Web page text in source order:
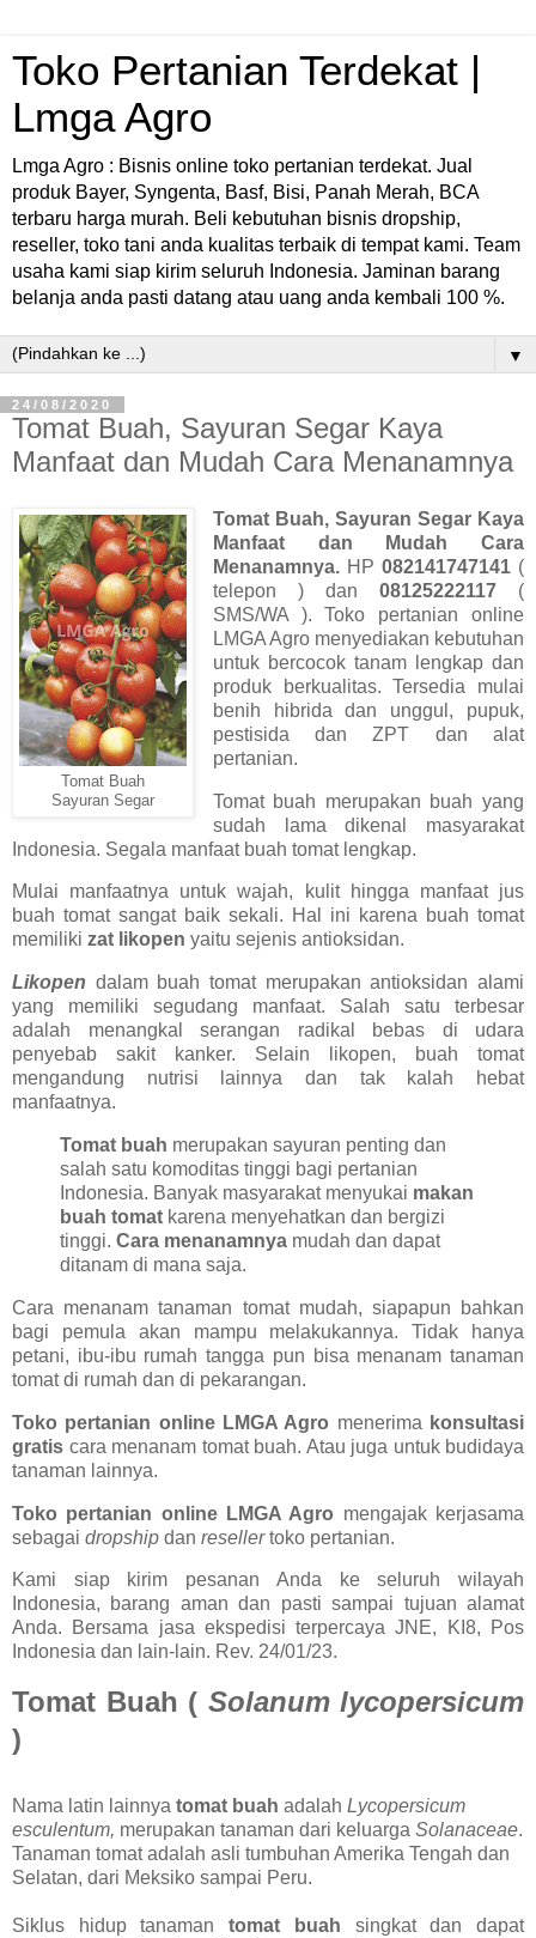
Toko Pertanian Terdekat |
Lmga Agro
Lmga Agro : Bisnis online toko pertanian terdekat. Jual
produk Bayer, Syngenta, Basf, Bisi, Panah Merah, BCA
terbaru harga murah. Beli kebutuhan bisnis dropship,
reseller, toko tani anda kualitas terbaik di tempat kami. Team
usaha kami siap kirim seluruh Indonesia. Jaminan barang
belanja anda pasti datang atau uang anda kembali 100 %.
▼
24/08/2020
Tomat Buah, Sayuran Segar Kaya
Manfaat dan Mudah Cara Menanamnya
Tomat Buah
Sayuran Segar
Tomat Buah, Sayuran Segar Kaya
Manfaat dan Mudah Cara
Menanamnya. HP 082141747141 (
telepon ) dan 08125222117 (
SMS/WA ). Toko pertanian online
LMGA Agro menyediakan kebutuhan
untuk bercocok tanam lengkap dan
produk berkualitas. Tersedia mulai
benih hibrida dan unggul, pupuk,
pestisida dan ZPT dan alat
pertanian.
Tomat buah merupakan buah yang
sudah lama dikenal masyarakat
Indonesia. Segala manfaat buah tomat lengkap.
Mulai manfaatnya untuk wajah, kulit hingga manfaat jus
buah tomat sangat baik sekali. Hal ini karena buah tomat
memiliki zat likopen yaitu sejenis antioksidan.
Likopen dalam buah tomat merupakan antioksidan alami
yang memiliki segudang manfaat. Salah satu terbesar
adalah menangkal serangan radikal bebas di udara
penyebab sakit kanker. Selain likopen, buah tomat
mengandung nutrisi lainnya dan tak kalah hebat
manfaatnya.
Tomat buah merupakan sayuran penting dan
salah satu komoditas tinggi bagi pertanian
Indonesia. Banyak masyarakat menyukai makan
buah tomat karena menyehatkan dan bergizi
tinggi. Cara menanamnya mudah dan dapat
ditanam di mana saja.
Cara menanam tanaman tomat mudah, siapapun bahkan
bagi pemula akan mampu melakukannya. Tidak hanya
petani, ibu-ibu rumah tangga pun bisa menanam tanaman
tomat di rumah dan di pekarangan.
Toko pertanian online LMGA Agro menerima konsultasi
gratis cara menanam tomat buah. Atau juga untuk budidaya
tanaman lainnya.
Toko pertanian online LMGA Agro mengajak kerjasama
sebagai dropship dan resellertoko pertanian.
Kami siap kirim pesanan Anda ke seluruh wilayah
Indonesia, barang aman dan pasti sampai tujuan alamat
Anda. Bersama jasa ekspedisi terpercaya JNE, KI8, Pos
Indonesia dan lain-lain. Rev. 24/01/23.
Tomat Buah ( Solanum lycopersicum
)
Nama latin lainnya tomat buah adalah Lycopersicum
esculentum, merupakan tanaman dari keluarga Solanaceae.
Tanaman tomat adalah asli tumbuhan Amerika Tengah dan
Selatan, dari Meksiko sampai Peru.
Siklus hidup tanamantomat buah singkat dan dapat